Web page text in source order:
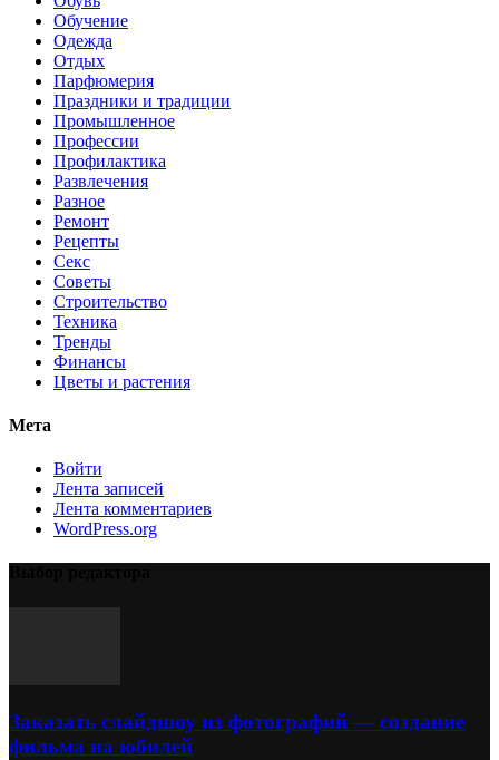
Обучение
Одежда
Отдых
Парфюмерия
Праздники и традиции
Промышленное
Профессии
Профилактика
Развлечения
Разное
Ремонт
Рецепты
Секс
Советы
Строительство
Техника
Тренды
Финансы
Цветы и растения
Мета
Войти
Лента записей
Лента комментариев
WordPress.org
Заказать слайдшоу из фотографий — создание
фильма на юбилей